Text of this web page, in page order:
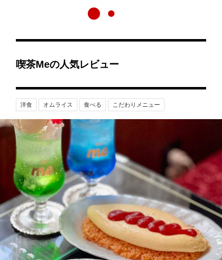
喫茶meの人気レビュー
洋食 オムライス 食べる こだわりメニュー